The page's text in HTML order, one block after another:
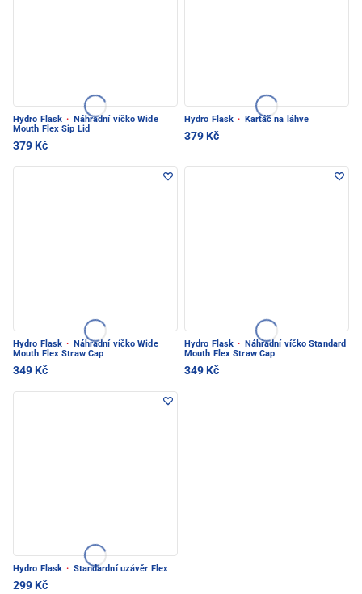
Hydro Flask ·
Náhradní víčko Wide
Mouth Flex Sip Lid
379 Kč
Hydro Flask · Kartáč na láhve
379 Kč
Hydro Flask ·
Náhradní víčko Wide
Mouth Flex Straw Cap
349 Kč
Hydro Flask ·
Náhradní víčko Standard
Mouth Flex Straw Cap
349 Kč
Hydro Flask · Standardní uzávěr Flex
299 Kč